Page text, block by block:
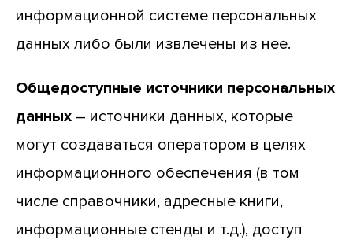
информационной системе персональных
данных либо были извлечены из нее.
Общедоступные источники персональных
данных – источники данных, которые
могут создаваться оператором в целях
информационного обеспечения (в том
числе справочники, адресные книги,
информационные стенды и т.д.), доступ